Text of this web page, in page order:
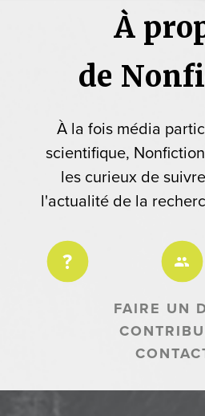
À
de
À la fois média
scientifique,
les curieux de
l'actualité de la
FAIRE UN